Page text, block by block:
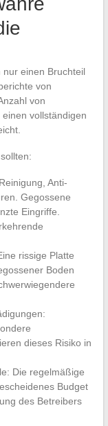
nur einen Bruchteil
von
von
vollständigen
Anti-
Gegossene
Eingriffe.
rissige Platte
Boden
dieses Risiko in
Die regelmäßige
Budget
des Betreibers